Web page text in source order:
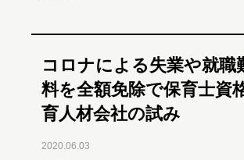
コロナによる失業や就職
料を全額免除で保育士資
育人材会社の試み
2020.06.03